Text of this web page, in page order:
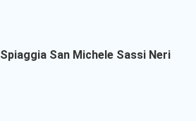
Spiaggia San Michele Sassi Neri